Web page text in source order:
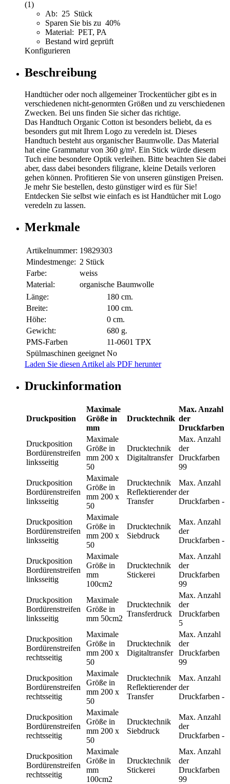
(1)
Ab: 25 Stück
Sparen Sie bis zu 40%
Material: PET, PA
Bestand wird geprüft
Konfigurieren
Beschreibung
Handtücher oder noch allgemeiner Trockentücher gibt es in
verschiedenen nicht-genormten Größen und zu verschiedenen
Zwecken. Bei uns finden Sie sicher das richtige.
Das Handtuch Organic Cotton ist besonders beliebt, da es
besonders gut mit Ihrem Logo zu veredeln ist. Dieses
Handtuch besteht aus organischer Baumwolle. Das Material
hat eine Grammatur von 360 g/m². Ein Stick würde diesem
Tuch eine besondere Optik verleihen. Bitte beachten Sie dabei
aber, dass dabei besonders filigrane, kleine Details verloren
gehen können. Profitieren Sie von unseren günstigen Preisen.
Je mehr Sie bestellen, desto günstiger wird es für Sie!
Entdecken Sie selbst wie einfach es ist Handtücher mit Logo
veredeln zu lassen.
Merkmale
Artikelnummer: 19829303
Mindestmenge: 2 Stück
Farbe:
weiss
Material:
organische Baumwolle
Länge:
180 cm.
Breite:
100 cm.
Höhe:
0 cm.
Gewicht:
680 g.
PMS-Farben
11-0601 TPX
Spülmaschinen geeignet No
Laden Sie diesen Artikel als PDF herunter
Druckinformation
Druckposition
Maximale
Größe in
mm
Drucktechnik
Max. Anzahl
der
Druckfarben
Druckposition
Bordürenstreifen
linksseitig
Maximale
Größe in
mm 200 x
50
Drucktechnik
Digitaltransfer
Max. Anzahl
der
Druckfarben
99
Druckposition
Bordürenstreifen
linksseitig
Maximale
Größe in
mm 200 x
50
Drucktechnik
Reflektierender
Transfer
Max. Anzahl
der
Druckfarben -
Druckposition
Bordürenstreifen
linksseitig
Maximale
Größe in
mm 200 x
50
Drucktechnik
Siebdruck
Max. Anzahl
der
Druckfarben -
Druckposition
Bordürenstreifen
linksseitig
Maximale
Größe in
mm
100cm2
Drucktechnik
Stickerei
Max. Anzahl
der
Druckfarben
99
Druckposition
Bordürenstreifen
linksseitig
Maximale
Größe in
mm 50cm2
Drucktechnik
Transferdruck
Max. Anzahl
der
Druckfarben
5
Druckposition
Bordürenstreifen
rechtsseitig
Maximale
Größe in
mm 200 x
50
Drucktechnik
Digitaltransfer
Max. Anzahl
der
Druckfarben
99
Druckposition
Bordürenstreifen
rechtsseitig
Maximale
Größe in
mm 200 x
50
Drucktechnik
Reflektierender
Transfer
Max. Anzahl
der
Druckfarben -
Druckposition
Bordürenstreifen
rechtsseitig
Maximale
Größe in
mm 200 x
50
Drucktechnik
Siebdruck
Max. Anzahl
der
Druckfarben -
Druckposition
Bordürenstreifen
rechtsseitig
Maximale
Größe in
mm
100cm2
Drucktechnik
Stickerei
Max. Anzahl
der
Druckfarben
99